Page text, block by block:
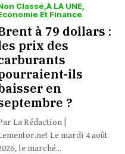
Classé À LA UNE
Et Finance
à 79 dollars :
prix des
ils
en
?
La Rédaction |
Le mardi 4 août
le marché...